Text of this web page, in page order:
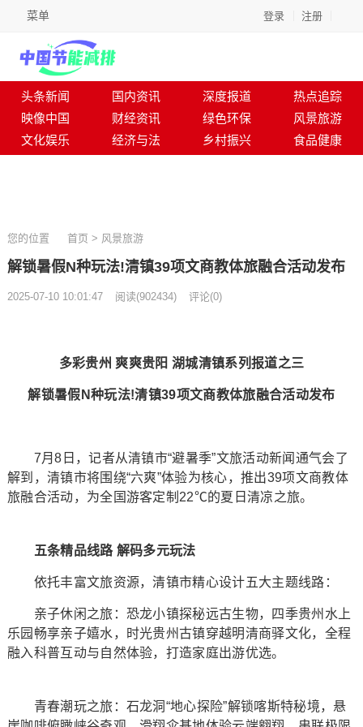
登录 注册
菜单
头条新闻 国内资讯 深度报道
热点追踪
映像中国
财经资讯 绿色环保
风景旅游
文化娱乐
经济与法 乡村振兴 食品健康
您的位置 首页 > 风景旅游
解锁暑假N种玩法!清镇39项文商教体旅融合活动发布
2025-07-10 10:01:47 阅读(902434) 评论(0)
多彩贵州 爽爽贵阳 湖城清镇系列报道之三
解锁暑假N种玩法!清镇39项文商教体旅融合活动发布
7月8日，记者从清镇市“避暑季”文旅活动新闻通气会了
解到，清镇市将围绕“六爽”体验为核心，推出39项文商教体
旅融合活动，为全国游客定制22℃的夏日清凉之旅。
五条精品线路 解码多元玩法
依托丰富文旅资源，清镇市精心设计五大主题线路：
亲子休闲之旅：恐龙小镇探秘远古生物，四季贵州水上
乐园畅享亲子嬉水，时光贵州古镇穿越明清商驿文化，全程
融入科普互动与自然体验，打造家庭出游优选。
青春潮玩之旅：石龙洞“地心探险”解锁喀斯特秘境，悬